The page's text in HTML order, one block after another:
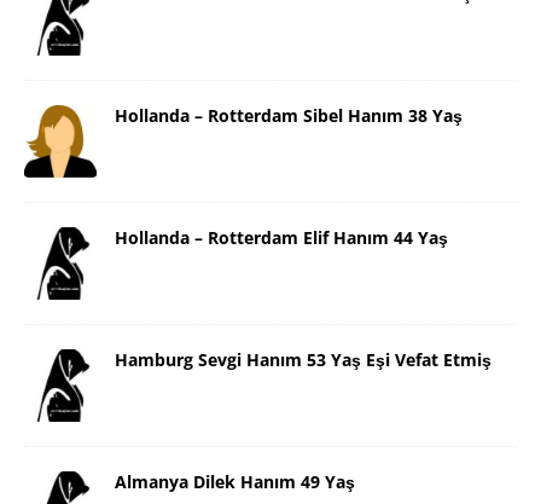
Hollanda – Rotterdam Sibel Hanım 38 Yaş
Hollanda – Rotterdam Elif Hanım 44 Yaş
Hamburg Sevgi Hanım 53 Yaş Eşi Vefat Etmiş
Almanya Dilek Hanım 49 Yaş